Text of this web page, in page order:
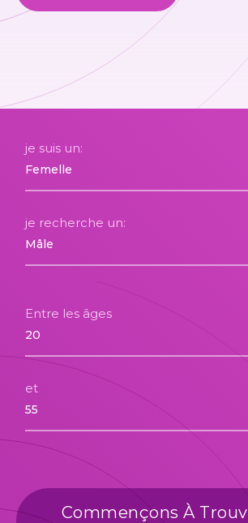
je suis un:
je recherche un:
Entre les âges
et
Commençons À